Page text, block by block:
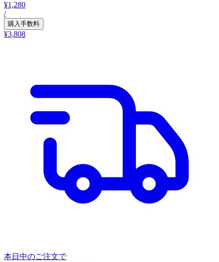
¥1,280
/
購入手数料
¥3,808
本日中のご注文で